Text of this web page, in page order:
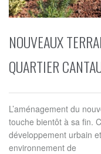
NOUVEAUX
QUARTIER
L’aménagement du
touche bientôt à sa fin.
développement urbain
environnement de